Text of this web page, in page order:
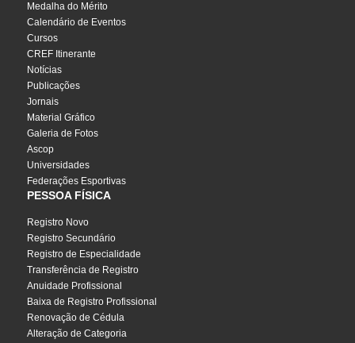
Medalha do Mérito
Calendário de Eventos
Cursos
CREF Itinerante
Notícias
Publicações
Jornais
Material Gráfico
Galeria de Fotos
Ascop
Universidades
Federações Esportivas
PESSOA FÍSICA
Registro Novo
Registro Secundário
Registro de Especialidade
Transferência de Registro
Anuidade Profissional
Baixa de Registro Profissional
Renovação de Cédula
Alteração de Categoria